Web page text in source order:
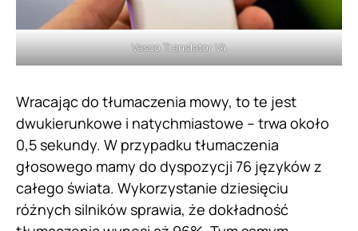
Vasco Translator V4
Wracając do tłumaczenia mowy, to te jest
dwukierunkowe i natychmiastowe – trwa około
0,5 sekundy. W przypadku tłumaczenia
głosowego mamy do dyspozycji 76 języków z
całego świata. Wykorzystanie dziesięciu
różnych silników sprawia, że dokładność